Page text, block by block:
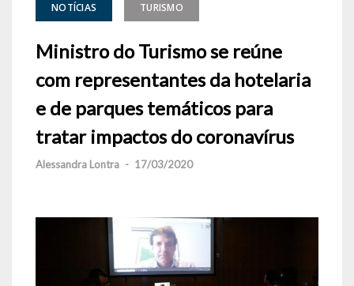
NOTÍCIAS TURISMO
Ministro do Turismo se reúne
com representantes da hotelaria
e de parques temáticos para
tratar impactos do coronavírus
Alessandra Lontra - 17/03/2020